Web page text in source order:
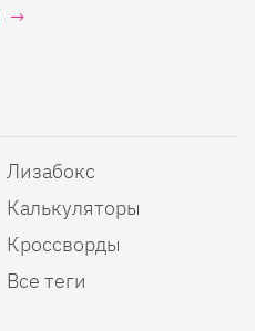
Лизабокс
Калькуляторы
Кроссворды
Все теги